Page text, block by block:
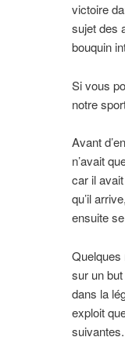
victoire
sujet des
bouquin
Si vous
notre
Avant
n’avait
car il
qu’il
ensuite
Quelques
sur un
dans la
exploit
suivantes.